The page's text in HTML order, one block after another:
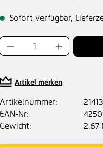
Sofort verfügbar,
Produkt Anzahl:
Artikel merken
Artikelnummer:
21413
EAN-Nr:
Gewicht:
2.67